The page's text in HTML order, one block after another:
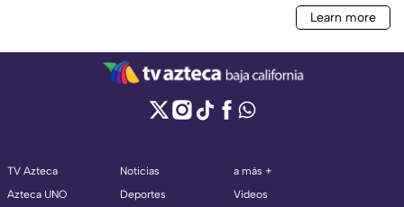
TV Azteca
Azteca UNO
Noticias
Deportes
a más +
Videos